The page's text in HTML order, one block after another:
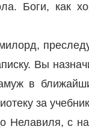
Боги, как
Вы
в
за
Нелавиля, с